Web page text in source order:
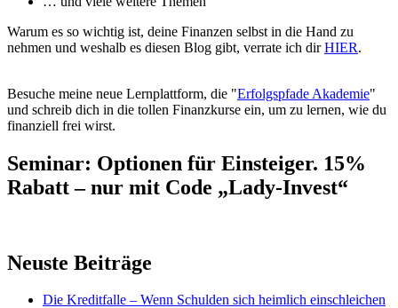
Warum es so wichtig ist, deine Finanzen selbst in die Hand zu
nehmen und weshalb es diesen Blog gibt, verrate ich dirHIER.
Besuche meine neue Lernplattform, die "Erfolgspfade Akademie"
und schreib dich in die tollen Finanzkurse ein, um zu lernen, wie du
finanziell frei wirst.
Seminar: Optionen für Einsteiger. 15%
Rabatt – nur mit Code „Lady-Invest“
Neuste Beiträge
Die Kreditfalle – Wenn Schulden sich heimlich einschleichen